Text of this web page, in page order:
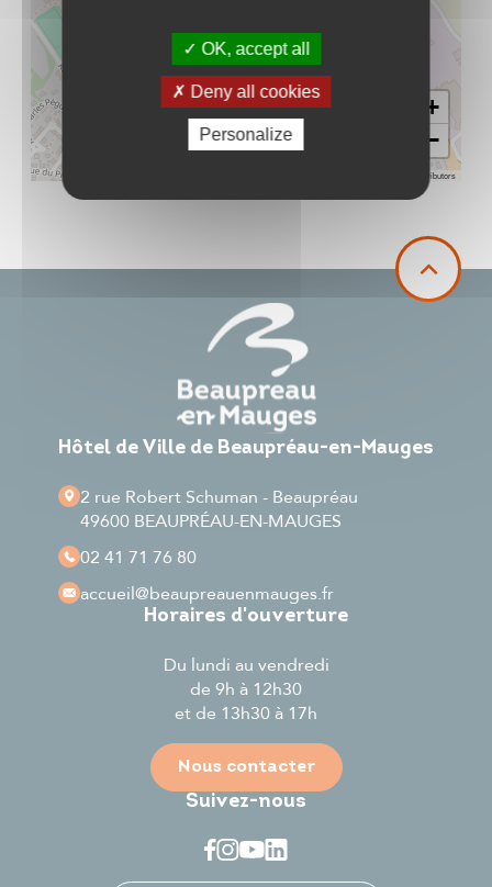
+
−
contributors
Hôtel de Ville de Beaupréau-en-Mauges
2 rue Robert Schuman - Beaupréau
49600 BEAUPRÉAU-EN-MAUGES
02 41 71 76 80
accueil@beaupreauenmauges.fr
Horaires d'ouverture
Du lundi au vendredi
de 9h à 12h30
et de 13h30 à 17h
Nous contacter
Suivez-nous
OK, accept all
Deny all cookies
Personalize